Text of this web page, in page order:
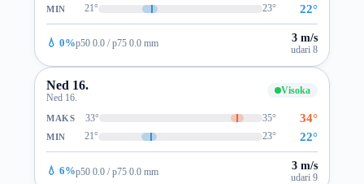
MIN 21° 23° 22°
💧 0%p50 0.0 / p75 0.0 mm 3 m/s
udari 8
Ned 16.
Ned 16.
Visoka
MAKS 33° 35° 34°
MIN 21° 23° 22°
💧 6%p50 0.0 / p75 0.0 mm 3 m/s
udari 9